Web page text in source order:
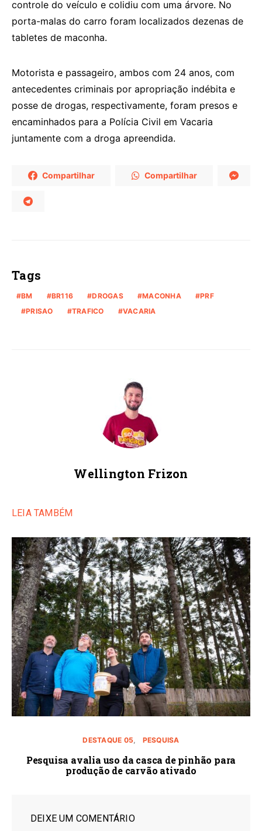
controle do veículo e colidiu com uma árvore. No
porta-malas do carro foram localizados dezenas de
tabletes de maconha.
Motorista e passageiro, ambos com 24 anos, com
antecedentes criminais por apropriação indébita e
posse de drogas, respectivamente, foram presos e
encaminhados para a Polícia Civil em Vacaria
juntamente com a droga apreendida.
Compartilhar Compartilhar
Tags
BM BR116 DROGAS MACONHA
PRF
PRISAO
TRAFICO VACARIA
Wellington Frizon
LEIA TAMBÉM
DESTAQUE 05 PESQUISA
Pesquisa avalia uso da casca de pinhão para
produção de carvão ativado
DEIXE UM COMENTÁRIO